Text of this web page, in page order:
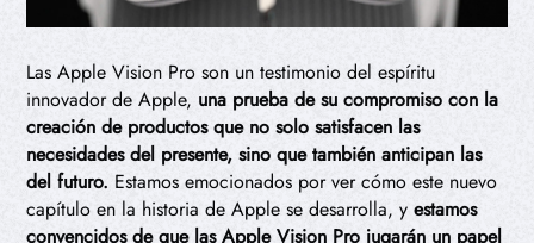
Las Apple Vision Pro son un testimonio del espíritu
innovador de Apple, una prueba de su compromiso con la
creación de productos que no solo satisfacen las
necesidades del presente, sino que también anticipan las
del futuro. Estamos emocionados por ver cómo este nuevo
capítulo en la historia de Apple se desarrolla, yestamos
convencidos de que las Apple Vision Pro jugarán un papel